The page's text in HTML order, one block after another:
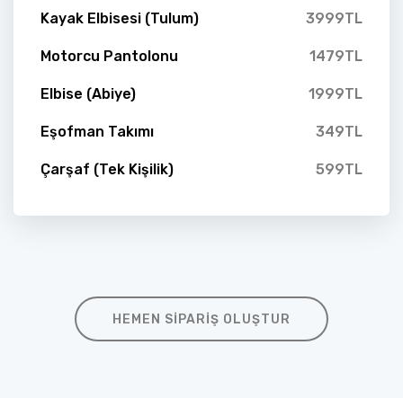
Kayak Elbisesi (Tulum) 3999TL
Motorcu Pantolonu 1479TL
Elbise (Abiye) 1999TL
Eşofman Takımı 349TL
Çarşaf (Tek Kişilik) 599TL
HEMEN SIPARIŞ OLUŞTUR